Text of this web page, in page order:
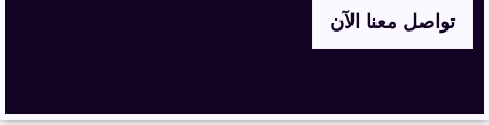
تواصل معنا الآن